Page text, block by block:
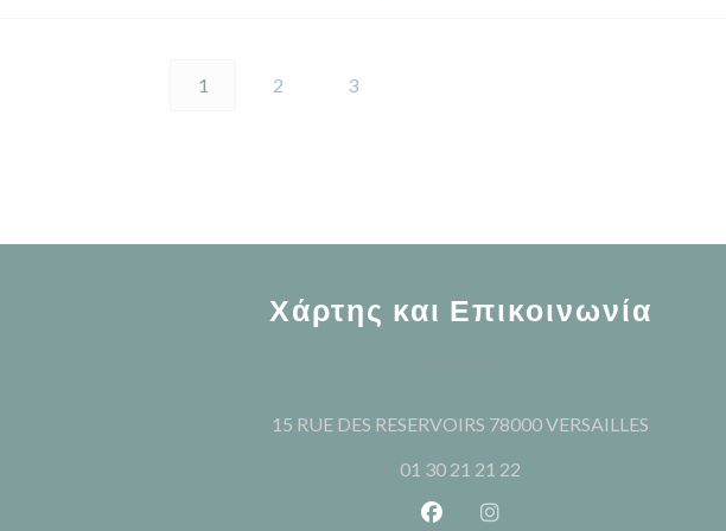
1 2 3
Χάρτης και Επικοινωνία
15 RUE DES RESERVOIRS 78000 VERSAILLES
01 30 21 21 22